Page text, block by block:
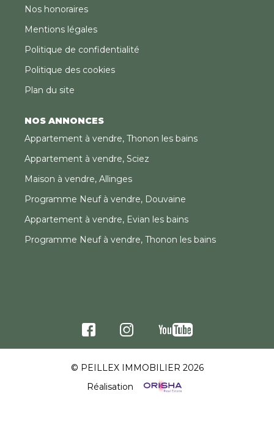
Nos honoraires
Mentions légales
Politique de confidentialité
Politique des cookies
Plan du site
NOS ANNONCES
Appartement à vendre, Thonon les bains
Appartement à vendre, Sciez
Maison à vendre, Allinges
Programme Neuf à vendre, Douvaine
Appartement à vendre, Evian les bains
Programme Neuf à vendre, Thonon les bains
© PEILLEX IMMOBILIER 2026
Réalisation